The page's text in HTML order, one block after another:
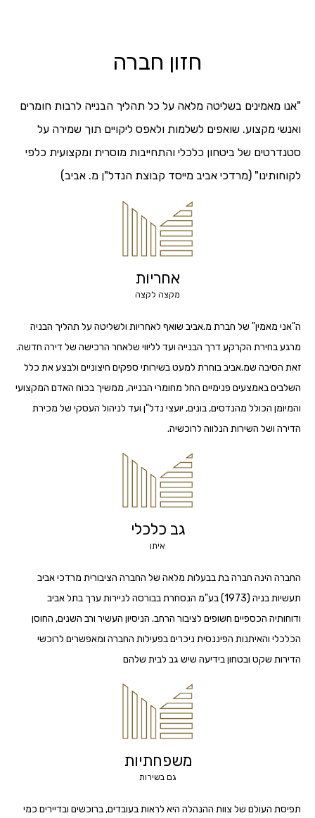
חזון חברה
"אנו מאמינים בשליטה מלאה על כל תהליך הבנייה לרבות חומרים
ואנשי מקצוע. שואפים לשלמות ולאפס ליקויים תוך שמירה על
סטנדרטים של ביטחון כלכלי והתחייבות מוסרית ומקצועית כלפי
לקוחותינו" (מרדכי אביב מייסד קבוצת הנדל"ן מ. אביב)
אחריות
מקצה לקצה
ה"אני מאמין" של חברת מ.אביב שואף לאחריות ולשליטה על תהליך הבניה
מרגע בחירת הקרקע דרך הבנייה ועד לליווי שלאחר הרכישה של דירה חדשה.
זאת הסיבה שמ.אביב בוחרת למעט בשירותי ספקים חיצוניים ולבצע את כלל
השלבים באמצעים פנימיים החל מחומרי הבנייה, ממשיך בכוח האדם המקצועי
והמיומן הכולל מהנדסים, בונים, יועצי נדל"ן ועד לניהול העסקי של מכירת
הדירה ושל השירות הנלווה לרוכשיה.
גב כלכלי
איתן
החברה הינה חברה בת בבעלות מלאה של החברה הציבורית מרדכי אביב
תעשיות בניה (1973) בע"מ הנסחרת בבורסה לניירות ערך בתל אביב
ודוחותיה הכספיים חשופים לציבור הרחב. הניסיון העשיר ורב השנים, החוסן
הכלכלי והאיתנות הפיננסית ניכרים בפעילות החברה ומאפשרים לרוכשי
הדירות שקט ובטחון בידיעה שיש גב לבית שלהם
משפחתיות
גם בשירות
תפיסת העולם של צוות ההנהלה היא לראות בעובדים, ברוכשים ובדיירים כמי